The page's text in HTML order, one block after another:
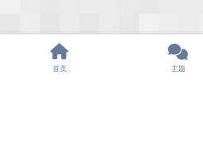
首页 主题